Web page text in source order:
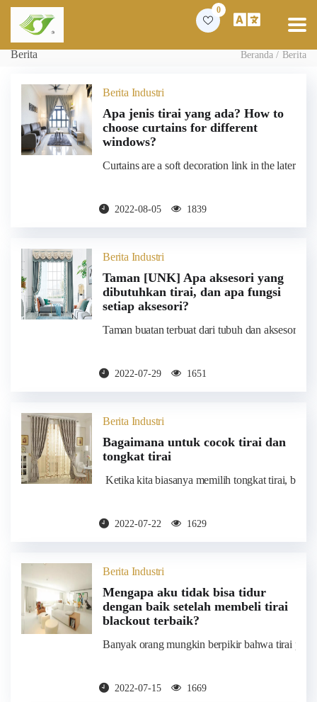
0
Berita Beranda Berita
Berita Industri
Apa jenis tirai yang ada? How to
choose curtains for different
windows?
2022-08-05 1839
Berita Industri
Taman [UNK] Apa aksesori yang
dibutuhkan tirai, dan apa fungsi
setiap aksesori?
Taman buatan terbuat dari tubuh dan aksesori
2022-07-29 1651
Berita Industri
Bagaimana untuk cocok tirai dan
tongkat tirai
Ketika kita biasanya memilih tongkat tirai,
2022-07-22 1629
Berita Industri
Mengapa aku tidak bisa tidur
dengan baik setelah membeli tirai
blackout terbaik?
Banyak orang mungkin berpikir bahwa tirai
2022-07-15 1669